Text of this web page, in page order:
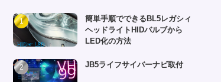
簡単手順でできるBL5レガシィ
ヘッドライトHIDバルブから
LED化の方法
JB5ライフサイバーナビ取付